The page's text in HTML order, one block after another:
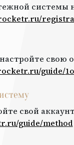
системы
свою
guide/
свой
guide/method